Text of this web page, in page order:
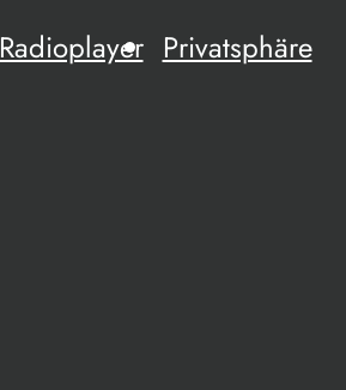
Radioplayer Privatsphäre